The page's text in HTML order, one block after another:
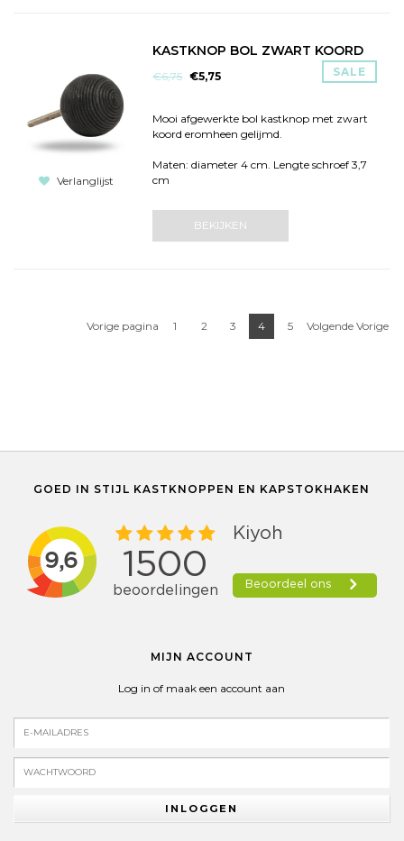
Verlanglijst
KASTKNOP BOL ZWART KOORD
SALE
€6,75 €5,75
Mooi afgewerkte bol kastknop met zwart
koord eromheen gelijmd.
Maten: diameter 4 cm. Lengte schroef 3,7
cm
BEKIJKEN
Vorige pagina 1 2 3 4 5 Volgende Vorige
GOED IN STIJL KASTKNOPPEN EN KAPSTOKHAKEN
MIJN ACCOUNT
Log in of maak een account aan
INLOGGEN